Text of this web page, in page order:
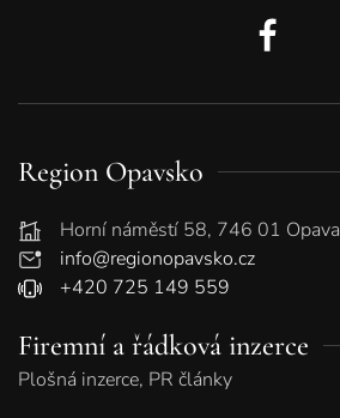
Region Opavsko
Horní náměstí 58, 746 01 Opava
info@regionopavsko.cz
+420 725 149 559
Firemní a řádková inzerce
Plošná inzerce, PR články